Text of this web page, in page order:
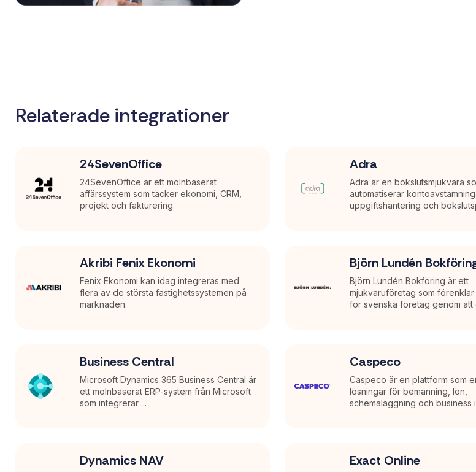
Relaterade integrationer
24SevenOffice
24SevenOffice är ett molnbaserat
affärssystem som täcker ekonomi, CRM,
projekt och fakturering.
Adra
Adra är en bokslutsmjukvara
automatiserar
uppgiftshantering och
Akribi Fenix Ekonomi
Fenix Ekonomi kan idag integreras med
flera av de största fastighetssystemen på
marknaden.
Björn Lundén
Björn Lundén Bokföring är ett
mjukvaruföretag som
för svenska företag genom att
Business Central
Microsoft Dynamics 365 Business Central är
ett molnbaserat ERP-system från Microsoft
som integrerar ...
Caspeco
Caspeco är en plattform som
lösningar för bemanning, lön,
schemaläggning och business
Dynamics NAV Exact Online